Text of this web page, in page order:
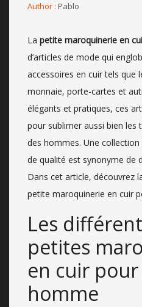
Author : Pablo
La petite maroquinerie en
d’articles de mode qui
accessoires en cuir tels que
monnaie, porte-cartes et
élégants et pratiques, ces
pour sublimer aussi bien les
des hommes. Une
de qualité est synonyme de
Dans cet article, découvrez
petite maroquinerie en cuir
Les
petites
en cuir
homme